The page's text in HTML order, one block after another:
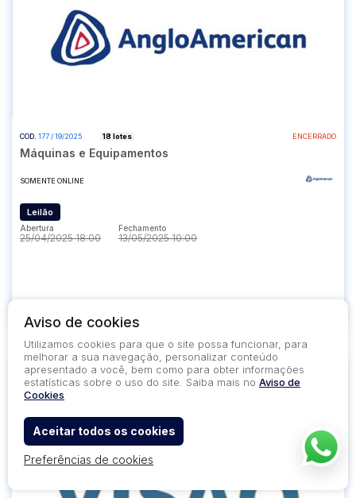
COD. 177 / 19/2025 18 lotes ENCERRADO
Máquinas e Equipamentos
SOMENTE ONLINE
Leilão
Abertura
25/04/2025 18:00
Fechamento
13/05/2025 10:00
2306 13 1
18%
desconto
Aviso de cookies
Utilizamos cookies para que o site possa funcionar, para
melhorar a sua navegação, personalizar conteúdo
apresentado a você, bem como para obter informações
estatísticas sobre o uso do site. Saiba mais no Aviso de
Cookies
Aceitar todos os cookies
Preferências de cookies